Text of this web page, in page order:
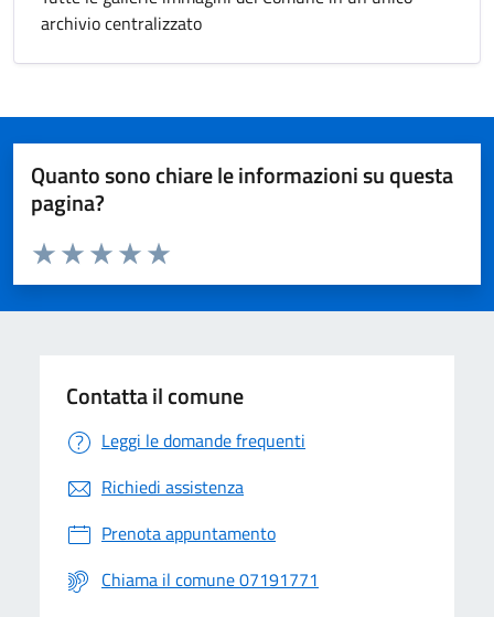
archivio centralizzato
Quanto sono chiare le informazioni su questa
pagina?
Valuta da 1 a 5 stelle la pagina
Valuta 5 stelle su 5
Valuta 4 stelle su 5
Valuta 3 stelle su 5
Valuta 2 stelle su 5
Valuta 1 stelle su 5
Contatta il comune
Leggi le domande frequenti
Richiedi assistenza
Prenota appuntamento
Chiama il comune 07191771